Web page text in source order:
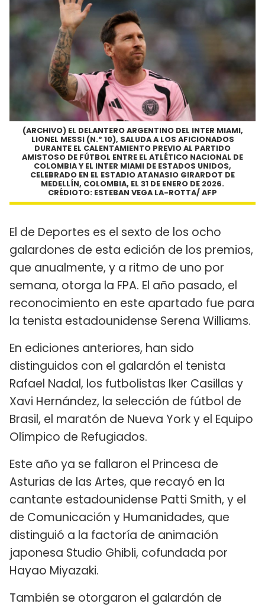
(ARCHIVO) EL DELANTERO ARGENTINO DEL INTER MIAMI,
LIONEL MESSI (N.º 10), SALUDA A LOS AFICIONADOS
DURANTE EL CALENTAMIENTO PREVIO AL PARTIDO
AMISTOSO DE FÚTBOL ENTRE EL ATLÉTICO NACIONAL DE
COLOMBIA Y EL INTER MIAMI DE ESTADOS UNIDOS,
CELEBRADO EN EL ESTADIO ATANASIO GIRARDOT DE
MEDELLÍN, COLOMBIA, EL 31 DE ENERO DE 2026.
CRÉDIOTO: ESTEBAN VEGA LA-ROTTA/ AFP
El de Deportes es el sexto de los ocho
galardones de esta edición de los premios,
que anualmente, y a ritmo de uno por
semana, otorga la FPA. El año pasado, el
reconocimiento en este apartado fue para
la tenista estadounidense Serena Williams.
En ediciones anteriores, han sido
distinguidos con el galardón el tenista
Rafael Nadal, los futbolistas Iker Casillas y
Xavi Hernández, la selección de fútbol de
Brasil, el maratón de Nueva York y el Equipo
Olímpico de Refugiados.
Este año ya se fallaron el Princesa de
Asturias de las Artes, que recayó en la
cantante estadounidense Patti Smith, y el
de Comunicación y Humanidades, que
distinguió a la factoría de animación
japonesa Studio Ghibli, cofundada por
Hayao Miyazaki.
También se otorgaron el galardón de